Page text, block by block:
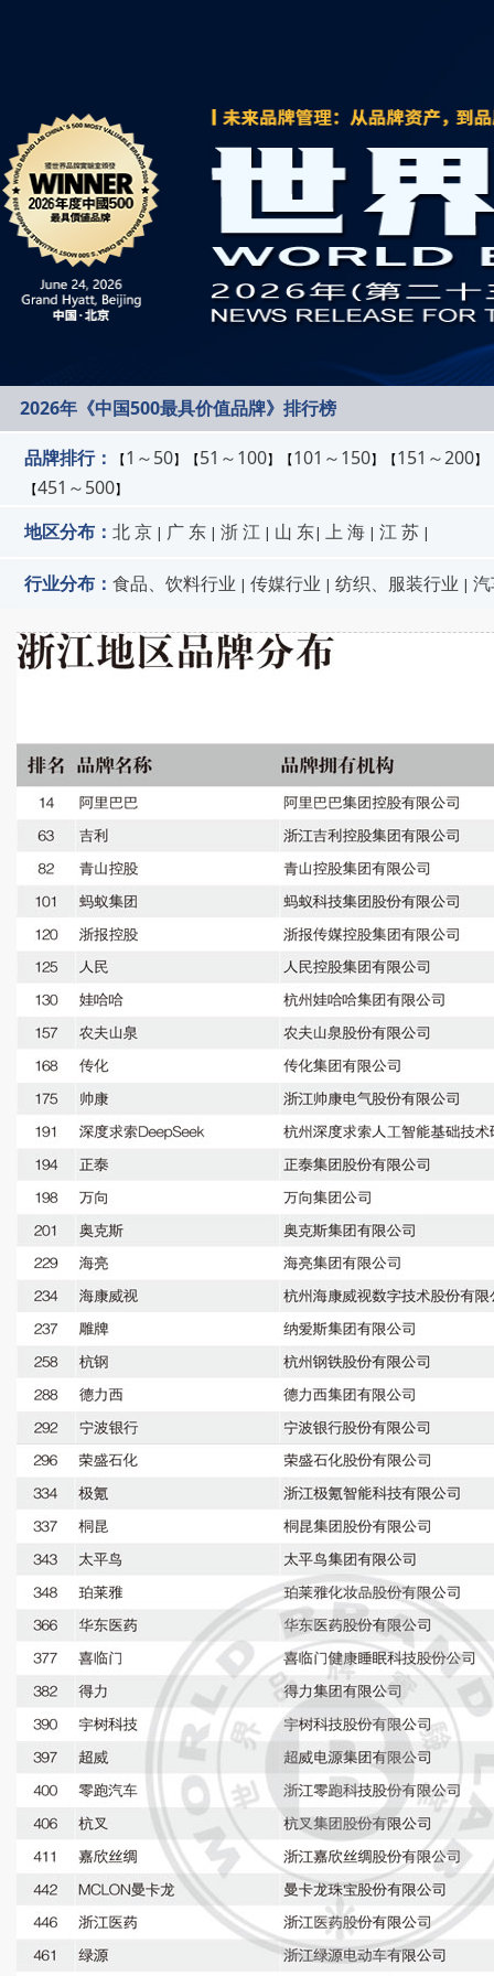
2026年《中国500最具价值品牌》排行榜
品牌排行： 【1～50】【51～100】【101～150】【151～200】
【451～500】
地区分布： 北 京 | 广 东 | 浙 江 | 山 东| 上 海 | 江 苏 |
行业分布： 食品、饮料行业 | 传媒行业 | 纺织、服装行业 |